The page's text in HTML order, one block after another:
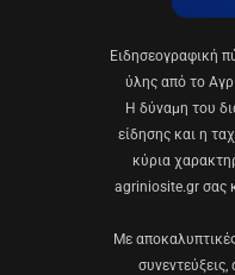
Eιδησεογραφική
ύλης από το
Η δύναμη του
είδησης και η
κύρια
agriniosite.gr σας
Με